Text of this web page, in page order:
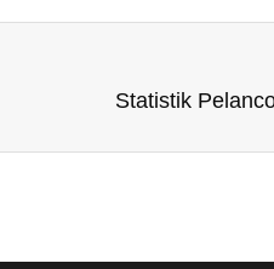
Statistik